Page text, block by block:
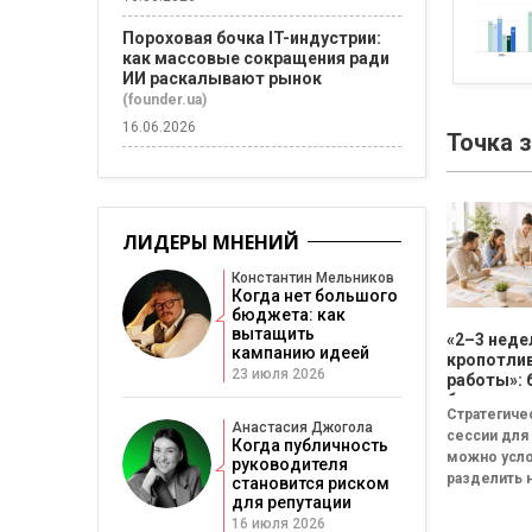
Точка
«2–3
работы»:
бизнесу
смысла
сессию
сессии для
можно
разделить
Пороховая бочка IT-индустрии:
как массовые сокращения ради
ИИ раскалывают рынок
(founder.ua)
16.06.2026
ЛИДЕРЫ МНЕНИЙ
Константин Мельников
Когда нет большого
бюджета: как
вытащить
кампанию идеей
23 июля 2026
Анастасия Джогола
Когда публичность
руководителя
становится риском
для репутации
16 июля 2026